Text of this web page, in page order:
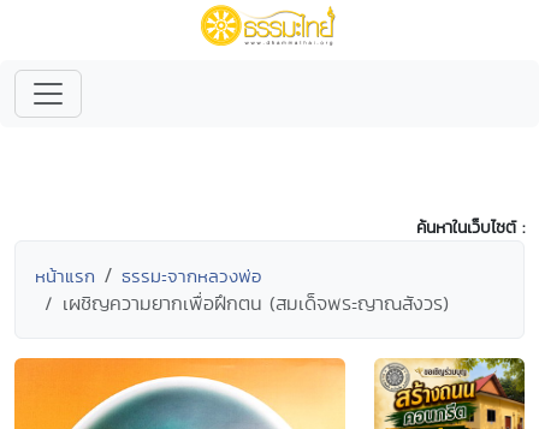
ค้นหาในเว็บไซต์ :
หน้าแรก ธรรมะจากหลวงพ่อ
เผชิญความยากเพื่อฝึกตน (สมเด็จพระญาณสังวร)